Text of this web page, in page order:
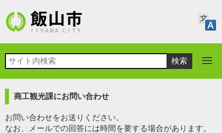
商工観光課にお問い合わせ
お問い合わせをお送りください。
なお、メールでの回答には時間を要する場合があります。